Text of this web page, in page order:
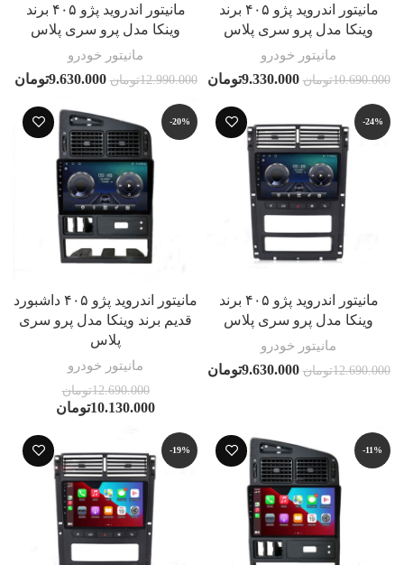
مانیتور اندروید پژو ۴۰۵ برند
وینکا مدل پرو سری پلاس
مانیتور خودرو
10.690.000تومان 9.330.000تومان
مانیتور اندروید پژو ۴۰۵ برند
وینکا مدل پرو سری پلاس
مانیتور خودرو
12.990.000تومان 9.630.000تومان
-24%
مانیتور اندروید پژو ۴۰۵ برند
وینکا مدل پرو سری پلاس
مانیتور خودرو
12.690.000تومان 9.630.000تومان
-20%
مانیتور اندروید پژو ۴۰۵ داشبورد
قدیم برند وینکا مدل پرو سری
پلاس
مانیتور خودرو
12.690.000تومان
10.130.000تومان
-11%
-19%